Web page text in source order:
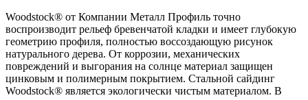
Woodstock® от Компании Металл Профиль точно
воспроизводит рельеф бревенчатой кладки и имеет глубокую
геометрию профиля, полностью воссоздающую рисунок
натурального дерева. От коррозии, механических
повреждений и выгорания на солнце материал защищен
цинковым и полимерным покрытием. Стальной сайдинг
Woodstock® является экологически чистым материалом. В